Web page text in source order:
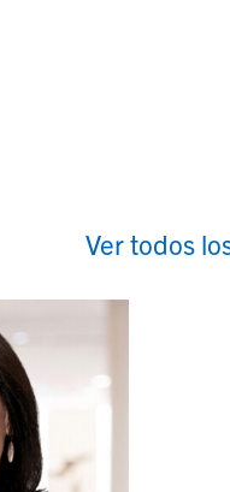
Ver todos